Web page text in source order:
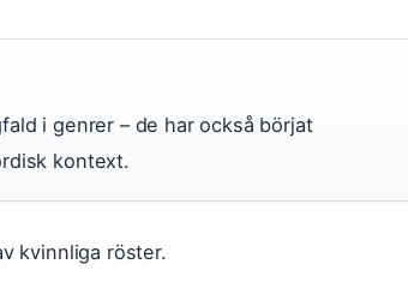
i genrer – de har också börjat
kontext.
kvinnliga röster.